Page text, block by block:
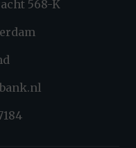
568-K